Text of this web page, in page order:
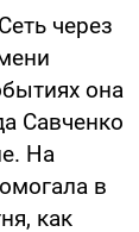
через
она
Савченко
На
в
как